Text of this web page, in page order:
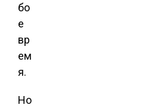
бо
е
вр
ем
я.
Но